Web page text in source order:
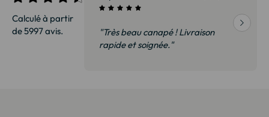
Calculé à partir
de 5997 avis.
"Très beau canapé ! Livraison
rapide et soignée."